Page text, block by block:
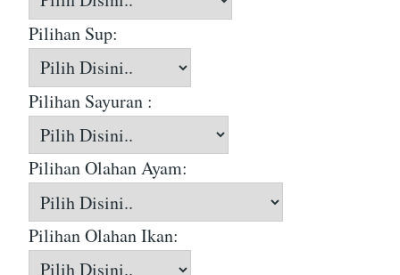
Pilihan Sup:
Pilihan Sayuran :
Pilihan Olahan Ayam:
Pilihan Olahan Ikan: